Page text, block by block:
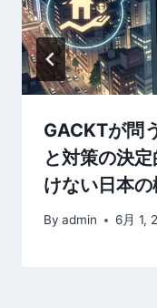
GACKTが問
と対策の決
けない日本
By admin 6月 1,